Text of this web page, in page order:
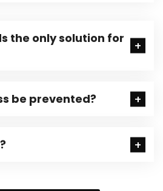
the only solution for
be prevented?